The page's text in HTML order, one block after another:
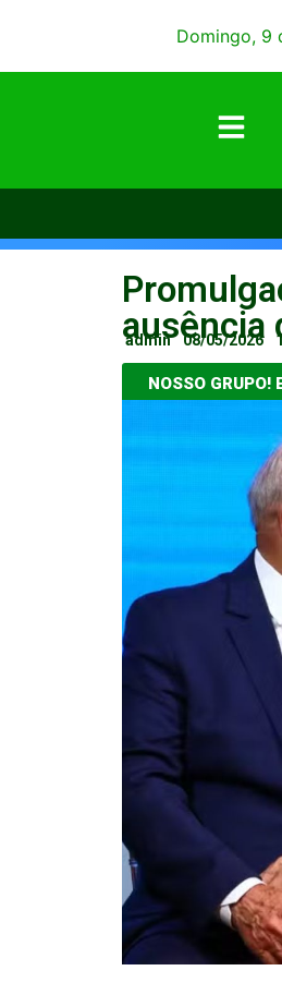
Domingo, 9
ausência
admin 08/05/2026
NOSSO GRUPO!